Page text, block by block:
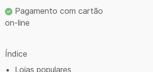
Pagamento com cartão
on-line
Índice
Lojas populares